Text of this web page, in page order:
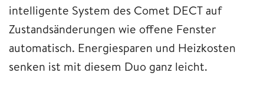
intelligente System des Comet DECT auf
Zustandsänderungen wie offene Fenster
automatisch. Energiesparen und Heizkosten
senken ist mit diesem Duo ganz leicht.